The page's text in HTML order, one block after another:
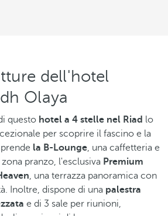
dell'hotel
Olaya
questo hotel a 4 stelle nel Riad lo
per scoprire il fascino e la
la B-Lounge, una caffetteria e
pranzo, l'esclusiva Premium
, una terrazza panoramica con
Inoltre, dispone di una palestra
e di 3 sale per riunioni,